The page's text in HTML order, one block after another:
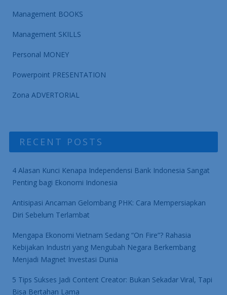
Management BOOKS
Management SKILLS
Personal MONEY
Powerpoint PRESENTATION
Zona ADVERTORIAL
RECENT POSTS
4 Alasan Kunci Kenapa Independensi Bank Indonesia Sangat
Penting bagi Ekonomi Indonesia
Antisipasi Ancaman Gelombang PHK: Cara Mempersiapkan
Diri Sebelum Terlambat
Mengapa Ekonomi Vietnam Sedang “On Fire”? Rahasia
Kebijakan Industri yang Mengubah Negara Berkembang
Menjadi Magnet Investasi Dunia
5 Tips Sukses Jadi Content Creator: Bukan Sekadar Viral, Tapi
Bisa Bertahan Lama